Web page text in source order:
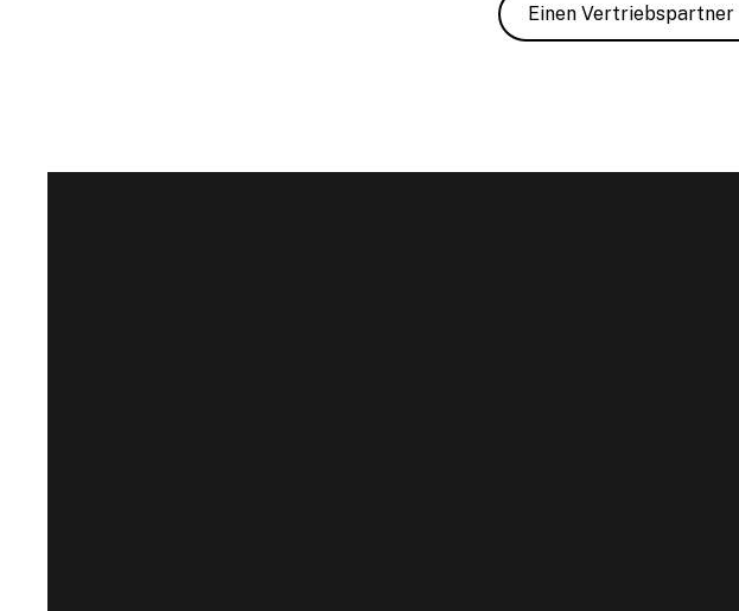
Einen Vertriebspartner